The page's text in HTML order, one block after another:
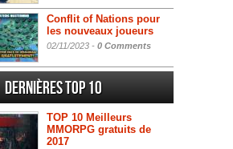
Conflit of Nations pour
les nouveaux joueurs
02/11/2023 - 0 Comments
Dernières Top 10
TOP 10 Meilleurs
MMORPG gratuits de
2017